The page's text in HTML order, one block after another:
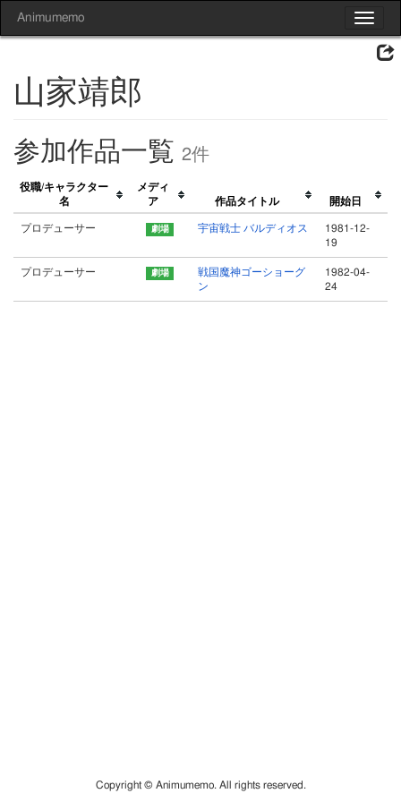
Toggle
Animumemo
山家靖郎
参加作品一覧 2件
役職/キャラクター
名
メディ
ア
作品タイトル 開始日
プロデューサー 宇宙戦士 バルディオス
1981-12-
19
プロデューサー
戦国魔神ゴーショーグ
ン
1982-04-
24
Copyright © Animumemo. All rights reserved.